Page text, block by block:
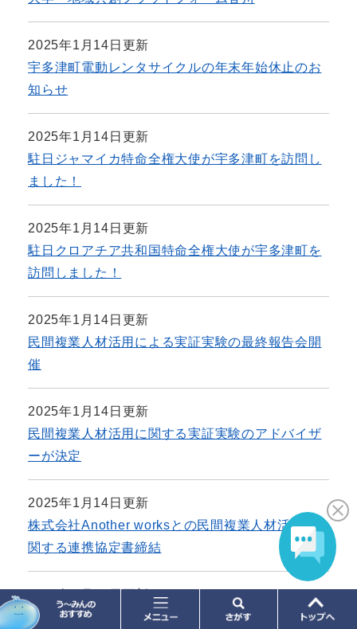
2025年1月14日更新
宇多津町電動レンタサイクルの年末年始休止のお
知らせ
2025年1月14日更新
駐日ジャマイカ特命全権大使が宇多津町を訪問し
ました！
2025年1月14日更新
駐日クロアチア共和国特命全権大使が宇多津町を
訪問しました！
2025年1月14日更新
民間複業人材活用による実証実験の最終報告会開
催
2025年1月14日更新
民間複業人材活用に関する実証実験のアドバイザ
ーが決定
2025年1月14日更新
株式会社Another worksとの民間複業人材活用に
関する連携協定書締結
宇多津町まちづくり課X公式アカウント